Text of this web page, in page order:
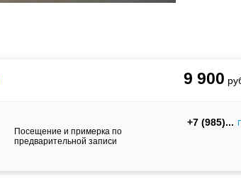
9 900
Посещение и примерка по
предварительной записи
+7 (985)